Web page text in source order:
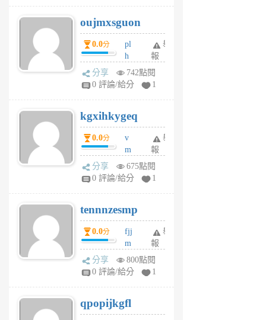
個
月
前
個
月
前
oujmxsguon
0.0分
pl
h
wi
w
6
個
月
前
舉
報
分享
742點閱
0 評論/給分
1
kgxihkygeq
0.0分
v
m
sg
sr
6
個
月
前
舉
報
分享
675點閱
0 評論/給分
1
tennnzesmp
0.0分
fjj
m
w
rs
6
個
舉
報
分享
800點閱
0 評論/給分
1
qpopijkgfl